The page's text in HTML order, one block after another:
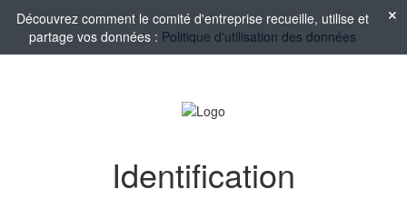
Découvrez comment le comité d'entreprise recueille, utilise et
partage vos données : Politique d'utilisation des données
Identification